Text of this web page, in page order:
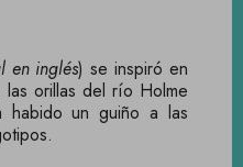
en inglés) se inspiró en
orillas del río Holme
habido un guiño a las